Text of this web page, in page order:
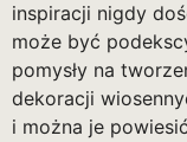
inspiracji nigdy
może być
pomysły na
dekoracji
i można je